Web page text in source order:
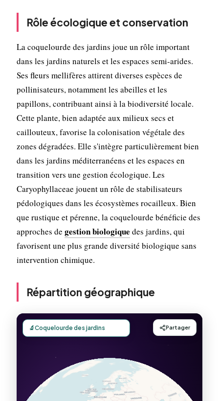
Rôle écologique et conservation
La coquelourde des jardins joue un rôle important
dans les jardins naturels et les espaces semi-arides.
Ses fleurs mellifères attirent diverses espèces de
pollinisateurs, notamment les abeilles et les
papillons, contribuant ainsi à la biodiversité locale.
Cette plante, bien adaptée aux milieux secs et
caillouteux, favorise la colonisation végétale des
zones dégradées. Elle s'intègre particulièrement bien
dans les jardins méditerranéens et les espaces en
transition vers une gestion écologique. Les
Caryophyllaceae jouent un rôle de stabilisateurs
pédologiques dans les écosystèmes rocailleux. Bien
que rustique et pérenne, la coquelourde bénéficie des
approches de gestion biologique des jardins, qui
favorisent une plus grande diversité biologique sans
intervention chimique.
Répartition géographique